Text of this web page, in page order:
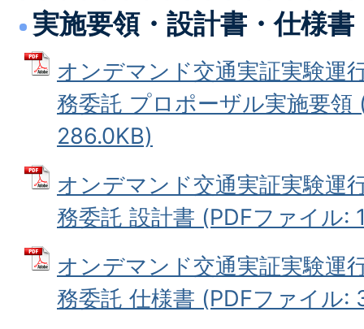
実施要領・設計書・仕様書
オンデマンド交通実証実験運
務委託 プロポーザル実施要領
286.0KB)
オンデマンド交通実証実験運
務委託 設計書 (PDFファイル:
オンデマンド交通実証実験運
務委託 仕様書 (PDFファイル: